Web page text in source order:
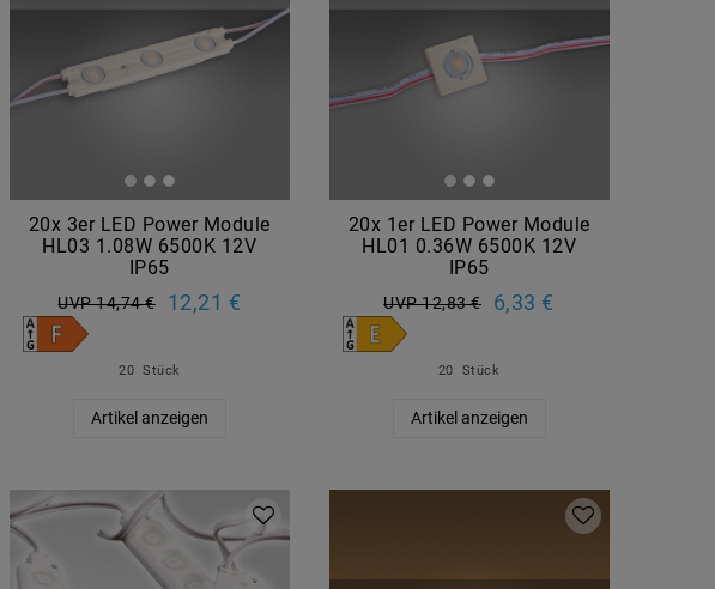
20x 3er LED Power Module
HL03 1.08W 6500K 12V
IP65
UVP 14,74 € 12,21 €
20 Stück
Artikel anzeigen
20x 1er LED Power Module
HL01 0.36W 6500K 12V
IP65
UVP 12,83 € 6,33 €
20 Stück
Artikel anzeigen